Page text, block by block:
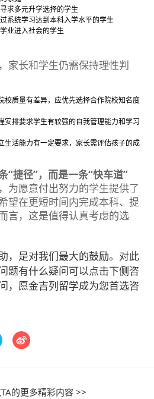
求多元升学选择的学生
系统学习达到本科入学水平的学生
业进入社会的学生
家长和学生仍需保持理性判
校质量有差异，应优先选择合作院校知名度
安排要求学生有较强的自我管理能力和学习
生活能力有一定要求，家长需评估孩子的成
“捷径”，而是一条“快车道”
愿意付出努力的学生提供了
望在更短时间内完成本科、提
言，这是值得认真考虑的选
，是对我们最大的鼓励。对此
题有什么疑问可以点击下侧咨
，愿金吉列留学成为您首选咨
的更多精彩内容 >>